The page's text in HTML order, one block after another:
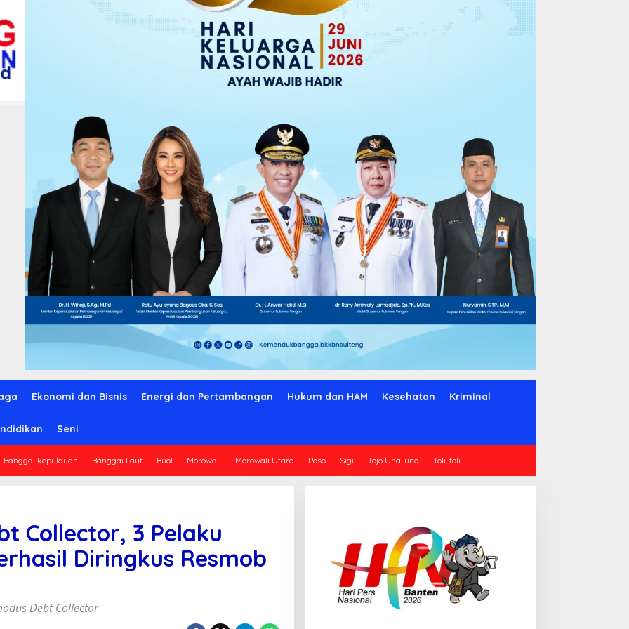
Ekonomi dan Bisnis Energi dan Pertambangan Hukum dan HAM Kesehatan Kriminal
Seni
Banggai kepulauan Banggai Laut Buol Morowali Morowali Utara Poso Sigi Tojo Una-una Toli-toli
Collector, 3 Pelaku
Diringkus Resmob
Debt Collector